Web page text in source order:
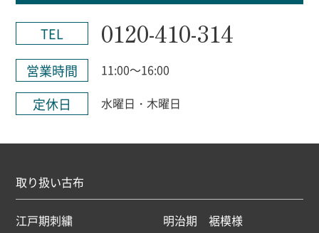
TEL 0120-410-314
営業時間 11:00～16:00
定休日 水曜日・木曜日
取り扱い古布
江戸期刺繍
明治期 裾模様